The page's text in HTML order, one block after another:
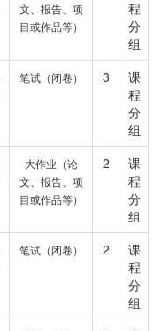
文、报告、项
目或作品等）
程
分
组
笔试（闭卷） 3
课
程
分
组
大作业（论
文、报告、项
目或作品等）
2
课
程
分
组
笔试（闭卷） 2
课
程
分
组